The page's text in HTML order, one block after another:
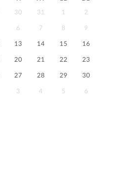
30 31 1 2
6 7 8 9
13 14 15 16
20 21 22 23
27 28 29 30
3 4 5 6